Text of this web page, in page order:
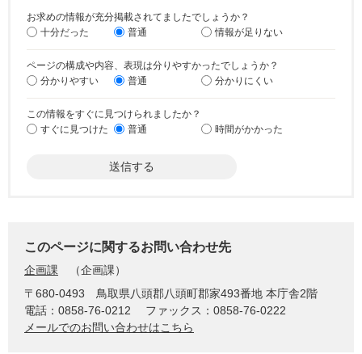
お求めの情報が充分掲載されてましたでしょうか？
十分だった
普通 情報が足りない
ページの構成や内容、表現は分りやすかったでしょうか？
分かりやすい
普通 分かりにくい
この情報をすぐに見つけられましたか？
すぐに見つけた
普通 時間がかかった
このページに関するお問い合わせ先
企画課
企画課
〒680-0493
鳥取県八頭郡八頭町郡家493番地 本庁舎2階
電話：0858-76-0212
ファックス：0858-76-0222
メールでのお問い合わせはこちら